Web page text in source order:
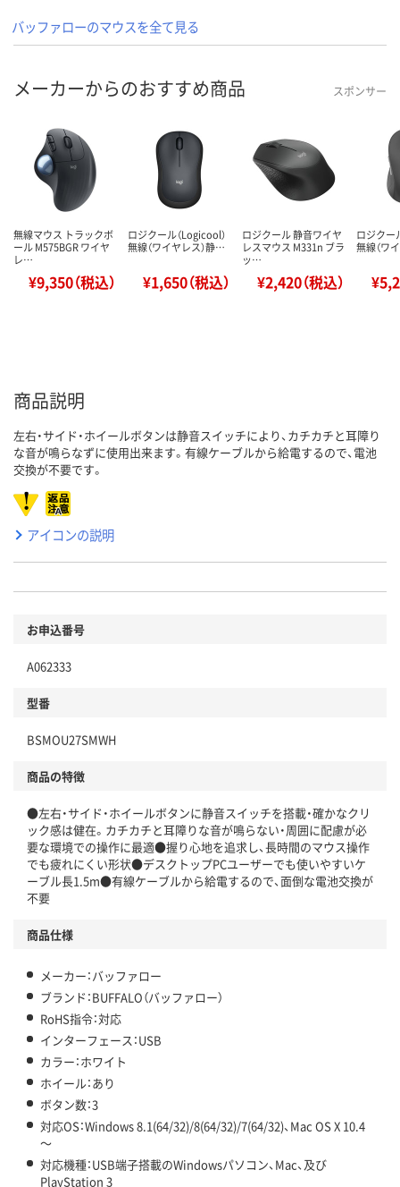
バッファローのマウスを全て見る
メーカーからのおすすめ商品 スポンサー
無線マウス トラックボ
ール M575BGR ワイヤ
レ…
¥9,350（税込）
ロジクール（Logicool）
無線（ワイヤレス）静…
¥1,650（税込）
ロジクール 静音ワイヤ
レスマウス M331n ブラ
ッ…
¥2,420（税込）
ロジクー
無線（ワ
商品説明
左右・サイド・ホイールボタンは静音スイッチにより、カチカチと耳障り
な音が鳴らなずに使用出来ます。有線ケーブルから給電するので、電池
交換が不要です。
アイコンの説明
お申込番号
A062333
型番
BSMOU27SMWH
商品の特徴
●左右・サイド・ホイールボタンに静音スイッチを搭載・確かなクリ
ック感は健在。カチカチと耳障りな音が鳴らない・周囲に配慮が必
要な環境での操作に最適●握り心地を追求し、長時間のマウス操作
でも疲れにくい形状●デスクトップPCユーザーでも使いやすいケ
ーブル長1.5m●有線ケーブルから給電するので、面倒な電池交換が
不要
商品仕様
メーカー：バッファロー
ブランド：BUFFALO（バッファロー）
RoHS指令：対応
インターフェース：USB
カラー：ホワイト
ホイール：あり
ボタン数：3
対応OS：Windows 8.1(64/32)/8(64/32)/7(64/32)、Mac OS X 10.4
～
対応機種：USB端子搭載のWindowsパソコン、Mac、及び
PlayStation 3